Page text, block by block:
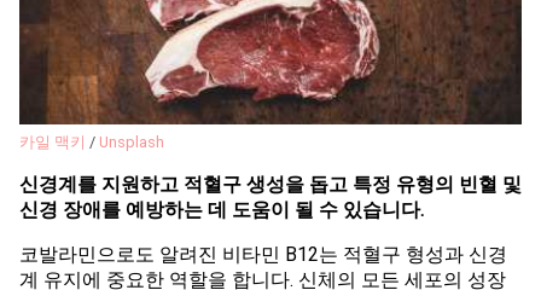
카일 맥키 / Unsplash
신경계를 지원하고 적혈구 생성을 돕고 특정 유형의 빈혈 및
신경 장애를 예방하는 데 도움이 될 수 있습니다.
코발라민으로도 알려진 비타민 B12는 적혈구 형성과 신경
계 유지에 중요한 역할을 합니다. 신체의 모든 세포의 성장